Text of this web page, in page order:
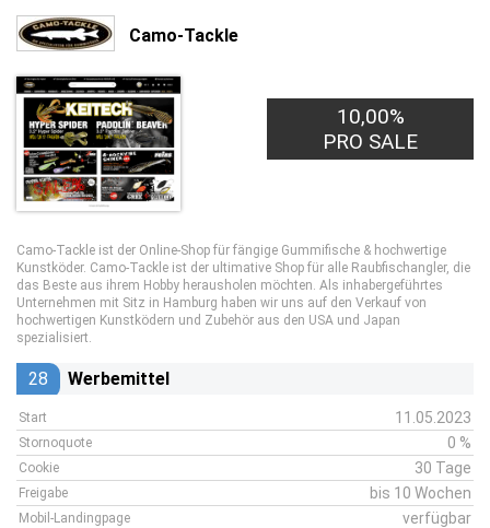
Camo-Tackle
10,00%
PRO SALE
Camo-Tackle ist der Online-Shop für fängige Gummifische & hochwertige
Kunstköder. Camo-Tackle ist der ultimative Shop für alle Raubfischangler, die
das Beste aus ihrem Hobby herausholen möchten. Als inhabergeführtes
Unternehmen mit Sitz in Hamburg haben wir uns auf den Verkauf von
hochwertigen Kunstködern und Zubehör aus den USA und Japan
spezialisiert.
28 Werbemittel
Start 11.05.2023
Stornoquote 0 %
Cookie 30 Tage
Freigabe bis 10 Wochen
Mobil-Landingpage verfügbar